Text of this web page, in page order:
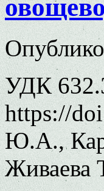
УДК
https://
Ю.А.,
Живаева